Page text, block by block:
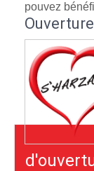
pouvez